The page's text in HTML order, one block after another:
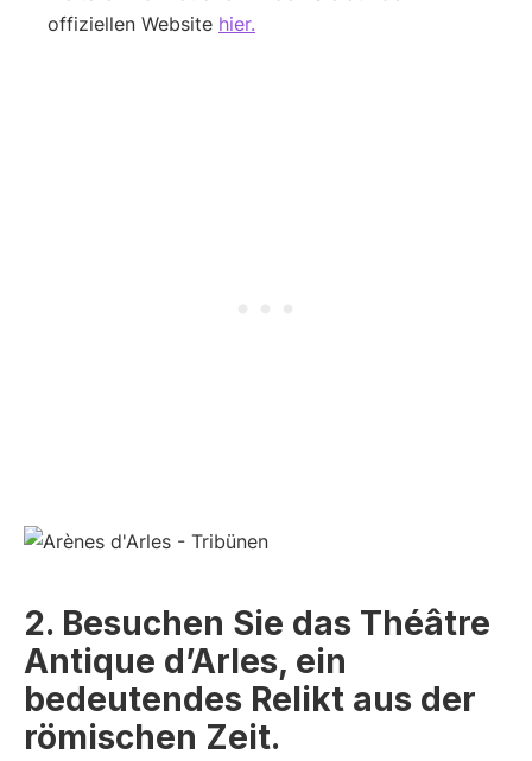
offiziellen Website hier.
2. Besuchen Sie das Théâtre
Antique d’Arles, ein
bedeutendes Relikt aus der
römischen Zeit.